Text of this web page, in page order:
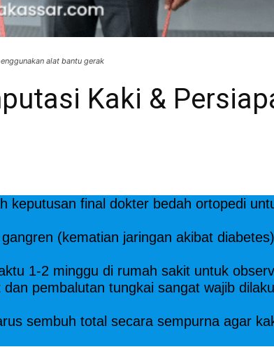
alat bantu gerak
Kaki &
keputusan final dokter bedah ortopedi
(kematian jaringan akibat
1-2 minggu di rumah sakit untuk
pembalutan tungkai sangat wajib
sembuh total secara sempurna agar